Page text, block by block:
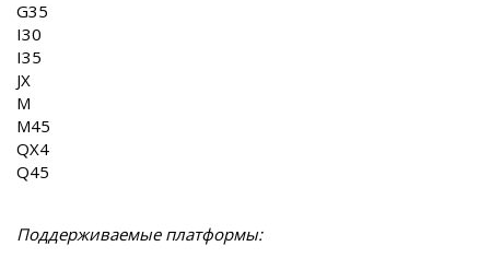
G35
I30
I35
JX
M
M45
QX4
Q45
Поддерживаемые платформы: